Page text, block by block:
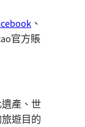
、
官方賬
產、世
遊目的